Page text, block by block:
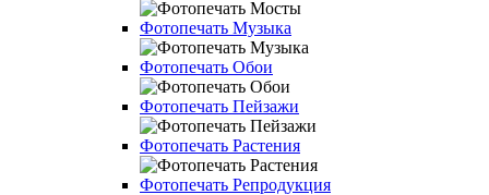
Фотопечать Музыка
Фотопечать Обои
Фотопечать Пейзажи
Фотопечать Растения
Фотопечать Репродукция